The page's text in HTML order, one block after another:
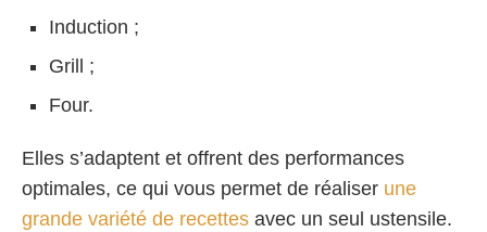
Induction ;
Grill ;
Four.
Elles s’adaptent et offrent des performances
optimales, ce qui vous permet de réaliser une
grande variété de recettes avec un seul ustensile.